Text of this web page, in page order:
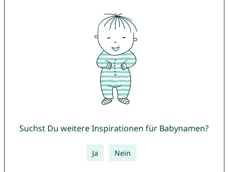
Suchst Du weitere Inspirationen für Babynamen?
Ja Nein